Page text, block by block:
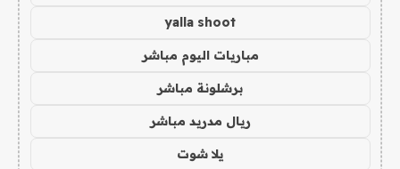
yalla shoot
مباريات اليوم مباشر
برشلونة مباشر
ريال مدريد مباشر
يلا شوت